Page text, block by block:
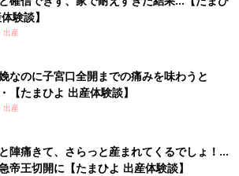
験談】
出産
なのに子宮口全開までの痛みを味わうと
【たまひよ 出産体験談】
出産
陣痛きて、さらっと産まれてくるでしょ！…
帝王切開に【たまひよ 出産体験談】